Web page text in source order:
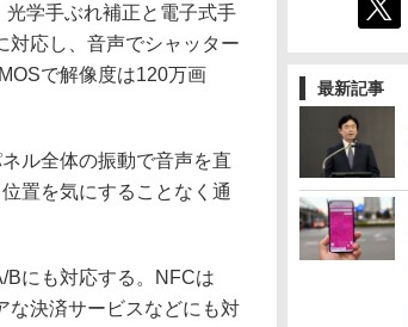
最新記事
学手ぶれ補正と電子式手
対応し、音声でシャッター
で解像度は120万画
ル全体の振動で音声を直
置を気にすることなく通
にも対応する。NFCは
な決済サービスなどにも対